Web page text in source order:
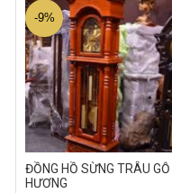
ĐỒNG HỒ SỪNG TRÂU GỖ
HƯƠNG
-9%